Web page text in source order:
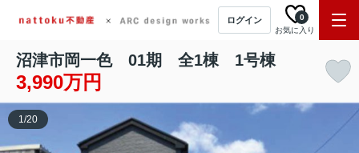
ログイン
お気に入り
0
沼津市岡一色 01期 全1棟 1号棟
3,990万円
1/20